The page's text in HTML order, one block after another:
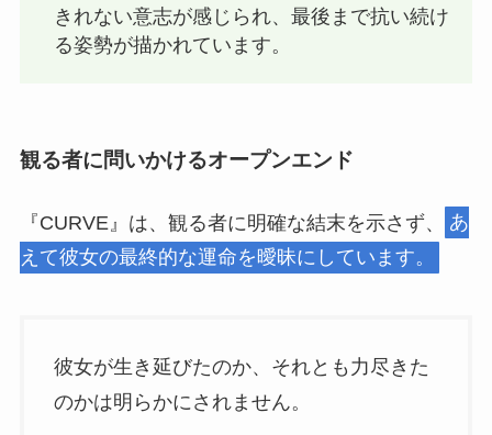
きれない意志が感じられ、最後まで抗い続け
る姿勢が描かれています。
観る者に問いかけるオープンエンド
『CURVE』は、観る者に明確な結末を示さず、
あ
えて彼女の最終的な運命を曖昧にしています。
彼女が生き延びたのか、それとも力尽きた
のかは明らかにされません。